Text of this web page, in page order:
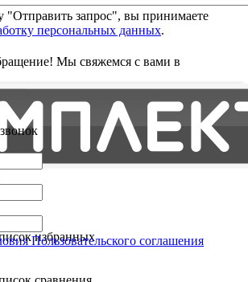
"Отправить запрос", вы принимаете
персональных данных.
Мы свяжемся с вами в
избранных
Пользовательского соглашения